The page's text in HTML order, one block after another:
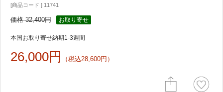
[商品コード ] 11741
価格 32,400円 お取り寄せ
本国お取り寄せ納期1-3週間
26,000円 （税込28,600円）